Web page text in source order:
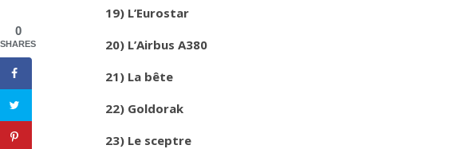
19) L’Eurostar
20) L’Airbus A380
21) La bête
22) Goldorak
23) Le sceptre
0
SHARES